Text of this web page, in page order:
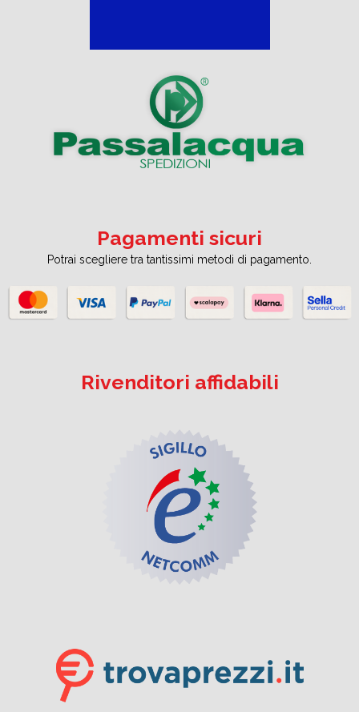
Pagamenti sicuri
Potrai scegliere tra tantissimi metodi di pagamento.
Rivenditori affidabili